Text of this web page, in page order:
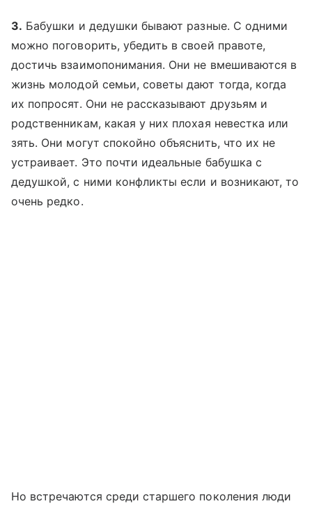
3. Бабушки и дедушки бывают разные. С одними
можно поговорить, убедить в своей правоте,
достичь взаимопонимания. Они не вмешиваются в
жизнь молодой семьи, советы дают тогда, когда
их попросят. Они не рассказывают друзьям и
родственникам, какая у них плохая невестка или
зять. Они могут спокойно объяснить, что их не
устраивает. Это почти идеальные бабушка с
дедушкой, с ними конфликты если и возникают, то
очень редко.
Но встречаются среди старшего поколения люди